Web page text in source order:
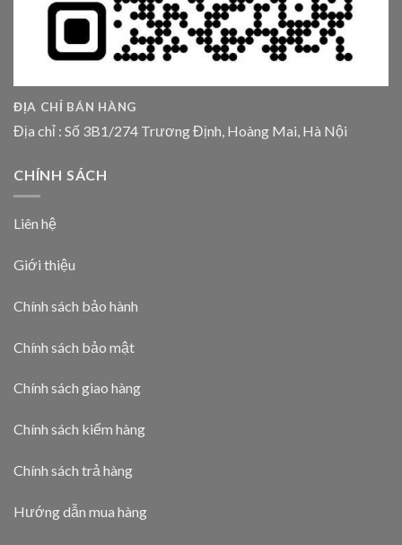
ĐỊA CHỈ BÁN HÀNG
Địa chỉ : Số 3B1/274 Trương Định, Hoàng Mai, Hà Nội
CHÍNH SÁCH
Liên hệ
Giới thiệu
Chính sách bảo hành
Chính sách bảo mật
Chính sách giao hàng
Chính sách kiểm hàng
Chính sách trả hàng
Hướng dẫn mua hàng